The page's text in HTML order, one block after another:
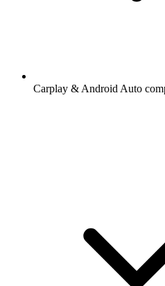
Carplay & Android Auto